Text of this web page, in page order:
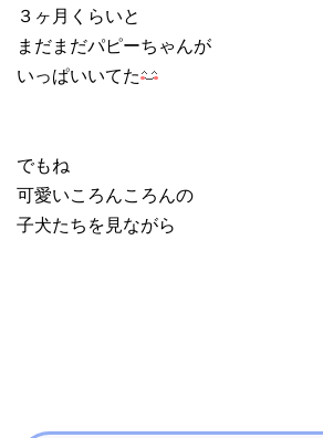
３ヶ月くらいと
まだまだパピーちゃんが
いっぱいいてた
でもね
可愛いころんころんの
子犬たちを見ながら